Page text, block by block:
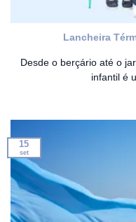
Lancheira
Desde o berçário até o
infantil é
15
set